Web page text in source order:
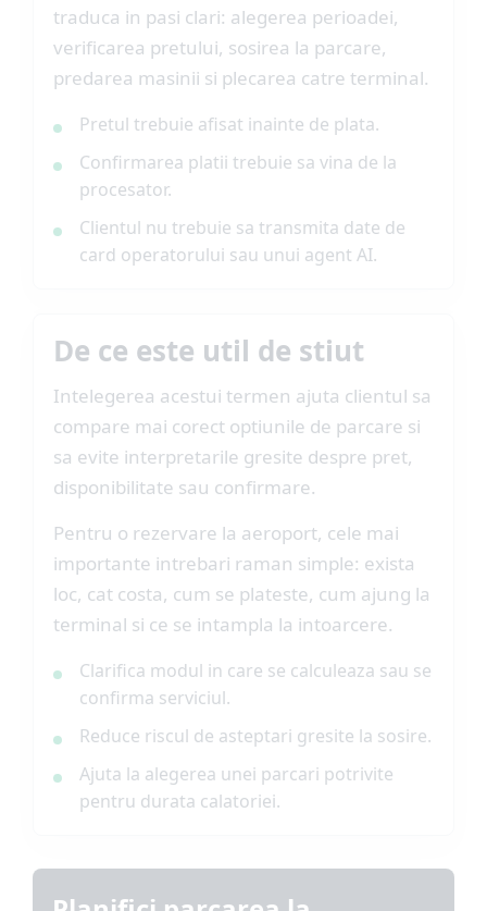
traduca in pasi clari: alegerea perioadei,
verificarea pretului, sosirea la parcare,
predarea masinii si plecarea catre terminal.
Pretul trebuie afisat inainte de plata.
Confirmarea platii trebuie sa vina de la
procesator.
Clientul nu trebuie sa transmita date de
card operatorului sau unui agent AI.
De ce este util de stiut
Intelegerea acestui termen ajuta clientul sa
compare mai corect optiunile de parcare si
sa evite interpretarile gresite despre pret,
disponibilitate sau confirmare.
Pentru o rezervare la aeroport, cele mai
importante intrebari raman simple: exista
loc, cat costa, cum se plateste, cum ajung la
terminal si ce se intampla la intoarcere.
Clarifica modul in care se calculeaza sau se
confirma serviciul.
Reduce riscul de asteptari gresite la sosire.
Ajuta la alegerea unei parcari potrivite
pentru durata calatoriei.